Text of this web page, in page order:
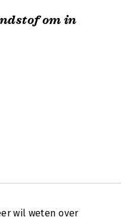
om in
wil weten over